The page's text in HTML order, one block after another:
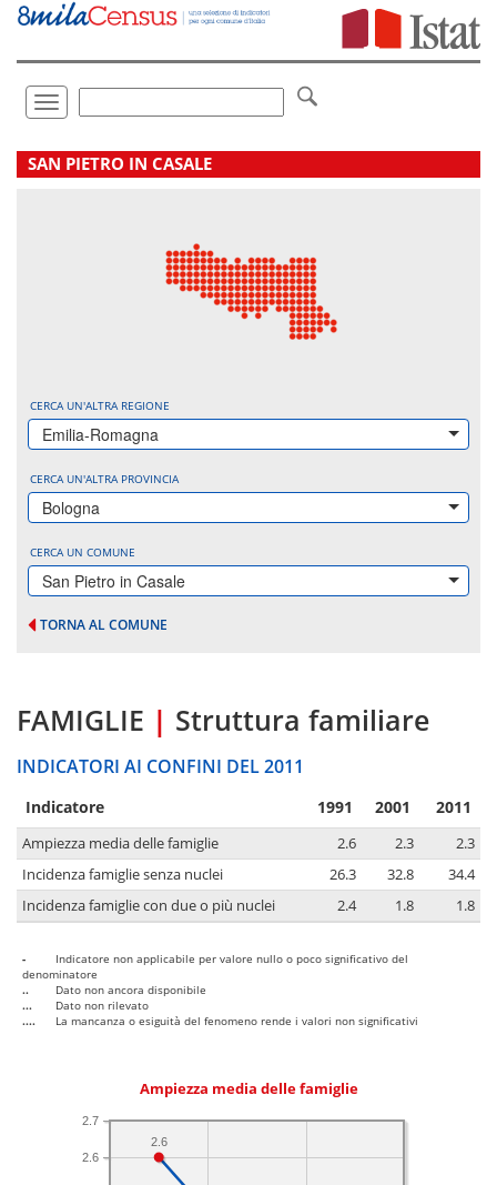
Vai
direttamente
Toggle
navigation
.
SAN PIETRO IN CASALE
CERCA UN'ALTRA REGIONE
Emilia-Romagna
CERCA UN'ALTRA PROVINCIA
Bologna
CERCA UN COMUNE
San Pietro in Casale
TORNA AL COMUNE
FAMIGLIE | Struttura familiare
INDICATORI AI CONFINI DEL 2011
Indicatore 1991 2001 2011
Ampiezza media delle famiglie 2.6 2.3
2.3
Incidenza famiglie senza nuclei
26.3 32.8
34.4
Incidenza famiglie con due o più nuclei
2.4 1.8 1.8
-
Indicatore non applicabile per valore nullo o poco significativo del
denominatore
..
Dato non ancora disponibile
...
Dato non rilevato
....
La mancanza o esiguità del fenomeno rende i valori non significativi
Ampiezza media delle famiglie
2.6
2.7
2.6